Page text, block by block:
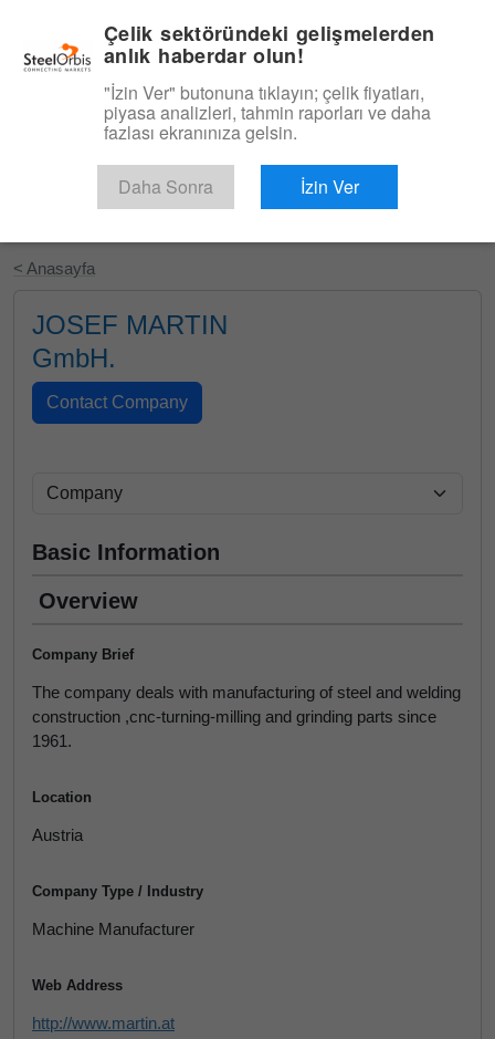
Ücretsiz Deneyin
< Anasayfa
JOSEF MARTIN
GmbH.
Basic Information
Overview
Company Brief
The company deals with manufacturing of steel and welding
construction ,cnc-turning-milling and grinding parts since
1961.
Location
Austria
Company Type / Industry
Machine Manufacturer
Web Address
http://www.martin.at
Çelik sektöründeki gelişmelerden
anlık haberdar olun!
"İzin Ver" butonuna tıklayın; çelik fiyatları,
piyasa analizleri, tahmin raporları ve daha
fazlası ekranınıza gelsin.
Daha Sonra İzin Ver